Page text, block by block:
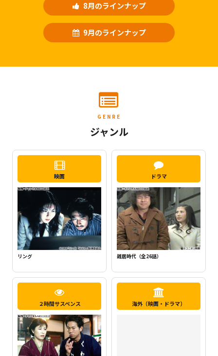
8月のラインナップ
9月のラインナップ
GENRE
ジャンル
映画
らせん
ドラマ
新・ミナミの帝王1（千原ジュニア主
２時間サスペンス 海外（映画・ドラマ）